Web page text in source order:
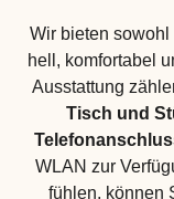
Wir bieten sowohl
hell, komfortabel
Ausstattung
Tisch und
WLAN zur
fühlen, können